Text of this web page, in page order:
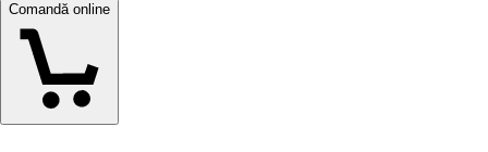
Comandă online